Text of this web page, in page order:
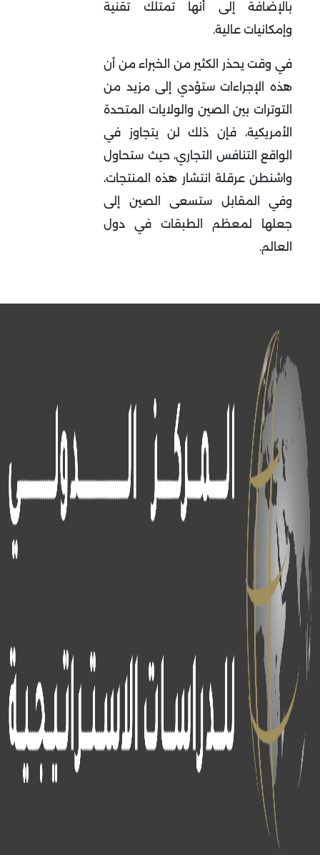
بالإضافة إلى أنها تمتلك تقنية
وإمكانيات عالية.
في وقت يحذر الكثير من الخبراء من أن
هذه الإجراءات ستؤدي إلى مزيد من
التوترات بين الصين والولايات المتحدة
الأمريكية، فإن ذلك لن يتجاوز في
الواقع التنافس التجاري، حيث ستحاول
واشنطن عرقلة انتشار هذه المنتجات،
وفي المقابل ستسعى الصين إلى
جعلها لمعظم الطبقات في دول
العالم.